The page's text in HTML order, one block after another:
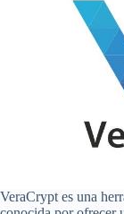
VeraCrypt es una